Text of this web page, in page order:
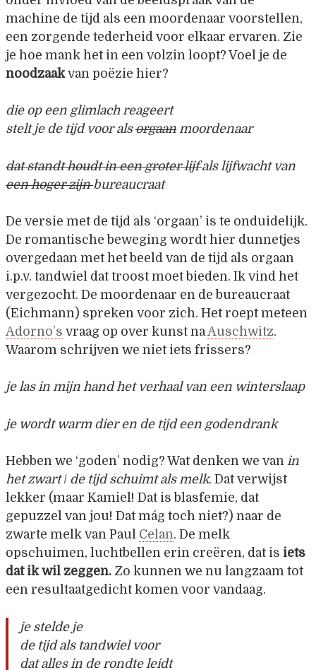
machine de tijd als een moordenaar voorstellen,
een zorgende tederheid voor elkaar ervaren. Zie
je hoe mank het in een volzin loopt? Voel je de
noodzaakvan poëzie hier?
die op een glimlach reageert
stelt je de tijd voor alsorgaan moordenaar
dat standt houdt in een groter lijfals lijfwacht van
een hoger zijnbureaucraat
De versie met de tijd als ‘orgaan’ is te onduidelijk.
De romantische beweging wordt hier dunnetjes
overgedaan met het beeld van de tijd als orgaan
i.p.v. tandwiel dat troost moet bieden. Ik vind het
vergezocht. De moordenaar en de bureaucraat
(Eichmann) spreken voor zich. Het roept meteen
Adorno’s vraag op over kunst naAuschwitz.
Waarom schrijven we niet iets frissers?
je las in mijn hand het verhaal van een winterslaap
je wordt warm dier en de tijd een godendrank
Hebben we ‘goden’ nodig? Wat denken we van in
het zwart/ de tijd schuimt als melk. Dat verwijst
lekker (maar Kamiel! Dat is blasfemie, dat
gepuzzel van jou! Dat mág toch niet?) naar de
zwarte melk van Paul Celan. De melk
opschuimen, luchtbellen erin creëren, dat is iets
dat ik wil zeggen. Zo kunnen we nu langzaam tot
een resultaatgedicht komen voor vandaag.
je stelde je
de tijd als tandwiel voor
dat alles in de rondte leidt